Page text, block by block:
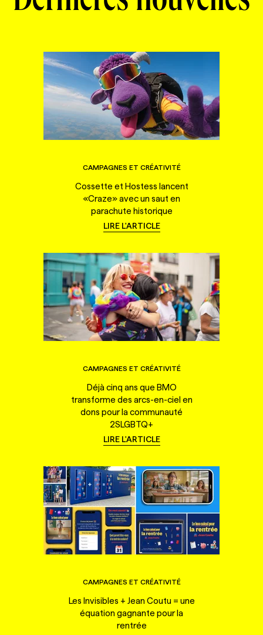
CAMPAGNES ET CRÉATIVITÉ
Cossette et Hostess lancent
«Craze» avec un saut en
parachute historique
LIRE L'ARTICLE
CAMPAGNES ET CRÉATIVITÉ
Déjà cinq ans que BMO
transforme des arcs-en-ciel en
dons pour la communauté
2SLGBTQ+
LIRE L'ARTICLE
CAMPAGNES ET CRÉATIVITÉ
Les Invisibles + Jean Coutu = une
équation gagnante pour la
rentrée